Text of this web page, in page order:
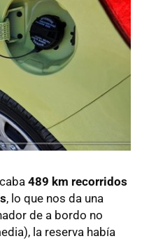
489 km recorridos
, lo que nos da una
de a bordo no
la reserva había